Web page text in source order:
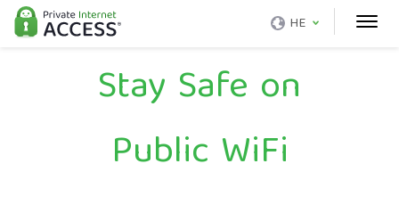
HE
Stay Safe on
Public WiFi